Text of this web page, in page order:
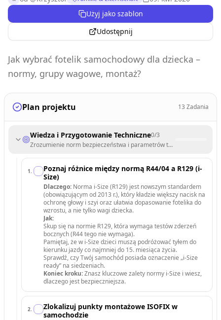
Użyj jako szablon
Udostępnij
Jak wybrać fotelik samochodowy dla dziecka –
normy, grupy wagowe, montaż?
Plan projektu 13 Zadania
Wiedza i Przygotowanie Techniczne0/3
Zrozumienie norm bezpieczeństwa i parametrów technicznych
1 .
Poznaj różnice między normą R44/04 a R129 (i-
Size)
Dlaczego: Norma i-Size (R129) jest nowszym standardem
(obowiązującym od 2013 r.), który kładzie większy nacisk na
ochronę głowy i szyi oraz ułatwia dopasowanie fotelika do
wzrostu, a nie tylko wagi dziecka.
Jak:
Skup się na normie R129, która wymaga testów zderzeń
bocznych (R44 tego nie wymaga).
Pamiętaj, że w i-Size dzieci muszą podróżować tyłem do
kierunku jazdy co najmniej do 15. miesiąca życia.
Sprawdź, czy Twój samochód posiada oznaczenie „i-Size
ready” na siedzeniach.
Koniec kroku:Znasz kluczowe zalety normy i-Size i wiesz,
dlaczego jest bezpieczniejsza.
2.
Zlokalizuj punkty montażowe ISOFIX w
samochodzie